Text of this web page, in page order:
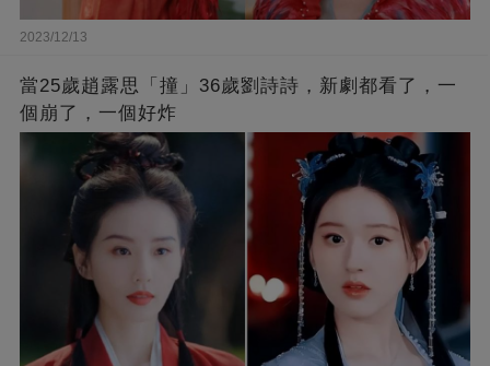
2023/12/13
當25歲趙露思「撞」36歲劉詩詩，新劇都看了，一
個崩了，一個好炸